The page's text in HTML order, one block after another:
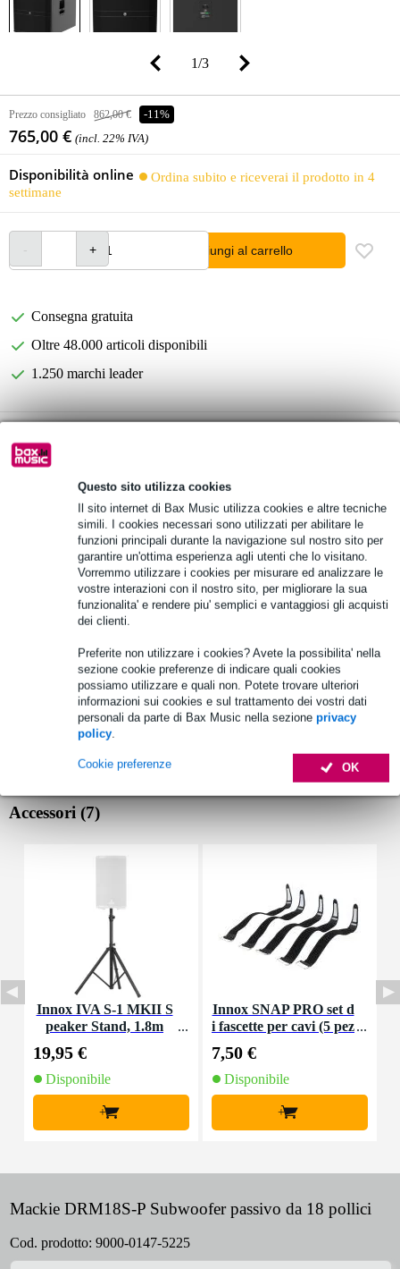
Questo sito utilizza cookies
Il sito internet di Bax Music utilizza cookies e altre tecniche
simili. I cookies necessari sono utilizzati per abilitare le
funzioni principali durante la navigazione sul nostro sito per
garantire un'ottima esperienza agli utenti che lo visitano.
Vorremmo utilizzare i cookies per misurare ed analizzare le
vostre interazioni con il nostro sito, per migliorare la sua
funzionalita' e rendere piu' semplici e vantaggiosi gli acquisti
dei clienti.
Preferite non utilizzare i cookies? Avete la possibilita' nella
sezione cookie preferenze di indicare quali cookies
possiamo utilizzare e quali non. Potete trovare ulteriori
informazioni sui cookies e sul trattamento dei vostri dati
personali da parte di Bax Music nella sezione privacy
policy.
OK
Cookie preferenze
1/3
Prezzo consigliato 862,00 € -11%
765,00 € (incl. 22% IVA)
Disponibilità online
Ordina subito e riceverai il prodotto in 4
settimane
Aggiungi al carrello
Consegna gratuita
Oltre 48.000 articoli disponibili
1.250 marchi leader
vantaggi!
38,25 € di premio
Informazioni sul prodotto
Mackie DRM18S-P
subwoofer passivo
Specifiche complete
Vedi anche (4)
Accessori (7)
Innox IVA S-1 MKII S
peaker Stand, 1.8m
19,95 €
Disponibile
+
Innox SNAP PRO set d
i fascette per cavi (5 pez
7,50 €
Disponibile
+
Mackie DRM18S-P Subwoofer passivo da 18 pollici
Cod. prodotto: 9000-0147-5225